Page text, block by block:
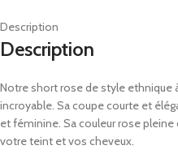
Description
Description
Notre short rose de style
incroyable. Sa coupe courte et
et féminine. Sa couleur rose pleine
votre teint et vos cheveux.